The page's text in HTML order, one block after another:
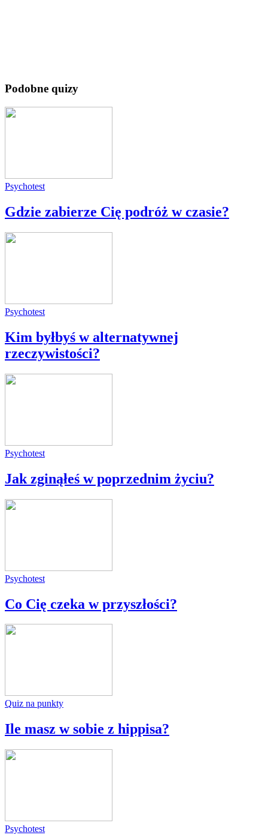
Podobne quizy
Psychotest
Gdzie zabierze Cię podróż w czasie?
Psychotest
Kim byłbyś w alternatywnej
rzeczywistości?
Psychotest
Jak zginąłeś w poprzednim życiu?
Psychotest
Co Cię czeka w przyszłości?
Quiz na punkty
Ile masz w sobie z hippisa?
Psychotest